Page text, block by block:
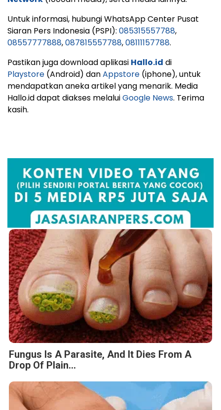
Untuk informasi, hubungi WhatsApp Center Pusat
Siaran Pers Indonesia (PSPI): 085315557788,
08557777888,087815557788,08111157788.
Pastikan juga download aplikasi Hallo.id di
Playstore (Android) danAppstore (iphone), untuk
mendapatkan aneka artikel yang menarik. Media
Hallo.id dapat diakses melaluiGoogle News. Terima
kasih.
Fungus Is A Parasite, And It Dies From A
Drop Of Plain...